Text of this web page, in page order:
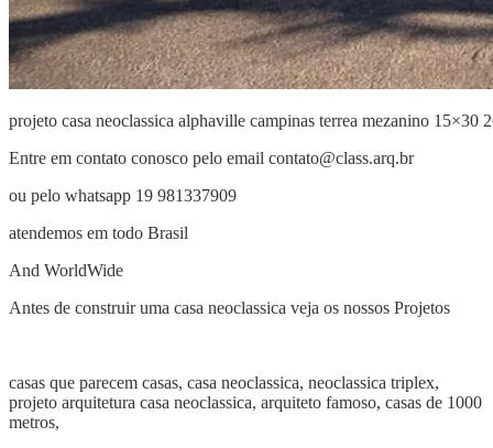
projeto casa neoclassica alphaville campinas terrea mezanino 15×30
Entre em contato conosco pelo email contato@class.arq.br
ou pelo whatsapp 19 981337909
atendemos em todo Brasil
And WorldWide
Antes de construir uma casa neoclassica veja os nossos Projetos
casas que parecem casas, casa neoclassica, neoclassica triplex,
projeto arquitetura casa neoclassica, arquiteto famoso, casas de 1000
metros,